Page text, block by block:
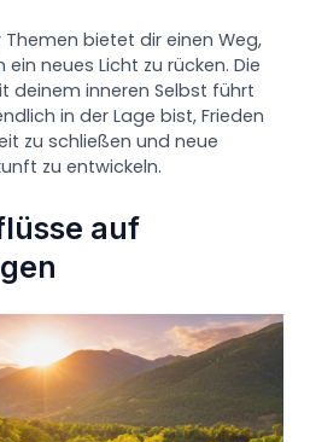
bietet dir einen Weg,
neues Licht zu rücken. Die
deinem inneren Selbst führt
in der Lage bist, Frieden
zu schließen und neue
zu entwickeln.
auf